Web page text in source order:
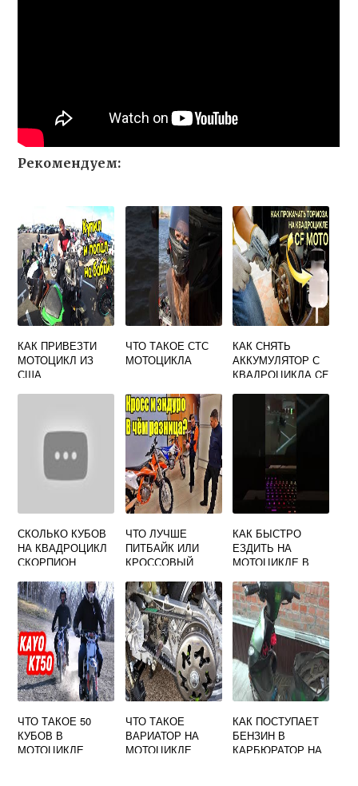
Рекомендуем:
КАК ПРИВЕЗТИ
МОТОЦИКЛ ИЗ
США
ЧТО ТАКОЕ СТС
МОТОЦИКЛА
КАК СНЯТЬ
АККУМУЛЯТОР С
КВАДРОЦИКЛА CF
СКОЛЬКО КУБОВ
НА КВАДРОЦИКЛ
СКОРПИОН
ЧТО ЛУЧШЕ
ПИТБАЙК ИЛИ
КРОССОВЫЙ
КАК БЫСТРО
ЕЗДИТЬ НА
МОТОЦИКЛЕ В
ЧТО ТАКОЕ 50
КУБОВ В
МОТОЦИКЛЕ
ЧТО ТАКОЕ
ВАРИАТОР НА
МОТОЦИКЛЕ
КАК ПОСТУПАЕТ
БЕНЗИН В
КАРБЮРАТОР НА